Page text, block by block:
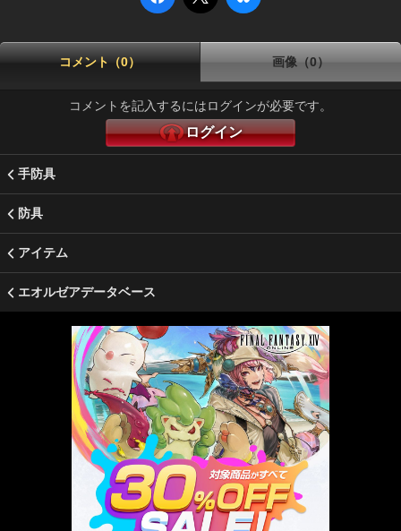
コメント（0） 画像（0）
コメントを記入するにはログインが必要です。
ログイン
手防具
防具
アイテム
エオルゼアデータベース